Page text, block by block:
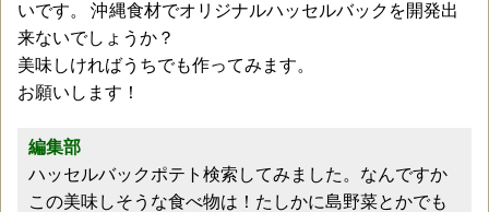
いです。 沖縄食材でオリジナルハッセルバックを開発出
来ないでしょうか？
美味しければうちでも作ってみます。
お願いします！
編集部
ハッセルバックポテト検索してみました。なんですか
この美味しそうな食べ物は！たしかに島野菜とかでも